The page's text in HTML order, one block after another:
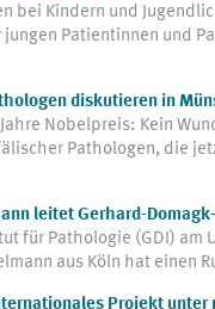
bei Kindern und
Patientinnen und
diskutieren in
Nobelpreis: Kein
Pathologen, die
leitet Gerhard-
für Pathologie (GDI)
aus Köln hat einen
Projekt